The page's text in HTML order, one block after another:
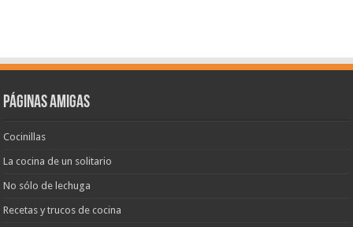
Páginas amigas
Cocinillas
La cocina de un solitario
No sólo de lechuga
Recetas y trucos de cocina